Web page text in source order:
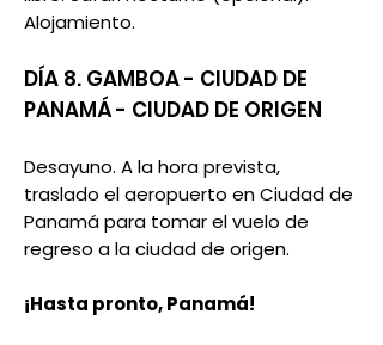
Alojamiento.
DÍA 8. GAMBOA - CIUDAD DE
PANAMÁ - CIUDAD DE ORIGEN
Desayuno. A la hora prevista,
traslado el aeropuerto en Ciudad de
Panamá para tomar el vuelo de
regreso a la ciudad de origen.
¡Hasta pronto, Panamá!​